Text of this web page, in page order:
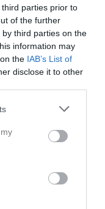
parties prior to
of the further
third parties on the
information may
the IAB’s List of
disclose it to other